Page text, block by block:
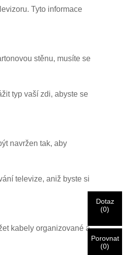
Tyto informace
stěnu, musíte se
typ vaší zdi, abyste se
navržen tak, aby
televize, aniž byste si
kabely organizované a
Dotaz
(0)
Porovnat
(0)